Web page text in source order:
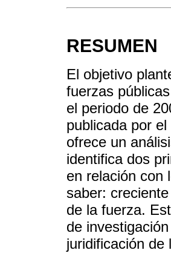
RESUMEN
El objetivo
fuerzas
el periodo de
publicada por
ofrece un
identifica dos
en relación con
saber:
de la fuerza.
de
juridificación de